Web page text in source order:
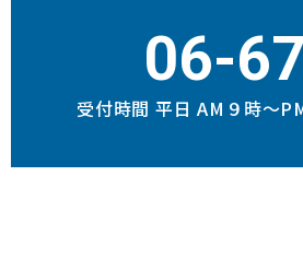
06-
受付時間 平日 AM９時〜